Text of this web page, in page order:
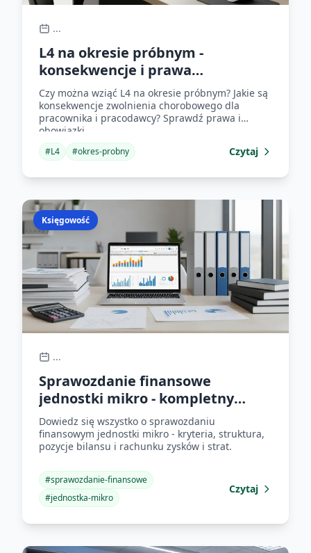
...
L4 na okresie próbnym -
konsekwencje i prawa
pracownika
Czy można wziąć L4 na okresie próbnym? Jakie są
konsekwencje zwolnienia chorobowego dla
pracownika i pracodawcy? Sprawdź prawa i
obowiązki.
#L4 #okres-probny Czytaj
Księgowość
...
Sprawozdanie finansowe
jednostki mikro - kompletny
przewodnik
Dowiedz się wszystko o sprawozdaniu
finansowym jednostki mikro - kryteria, struktura,
pozycje bilansu i rachunku zysków i strat.
#sprawozdanie-finansowe
#jednostka-mikro
Czytaj